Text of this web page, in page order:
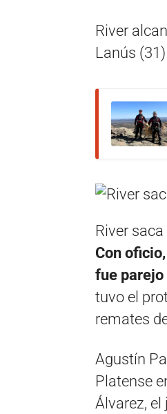
River
Lanús
River
Con
fue parejo
tuvo el
remates
Agustín
Platense
Álvarez,